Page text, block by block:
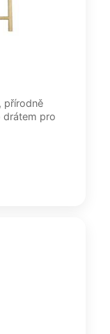
přírodně
drátem pro